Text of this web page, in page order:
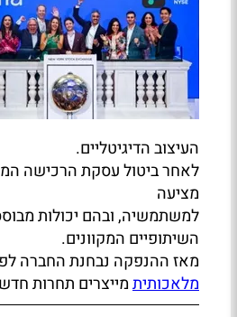
העיצוב הדיגיטליים.
לאחר ביטול עסקת הרכישה
מציעה
למשתמשיה, ובהם יכולות
השיתופיים המקוונים.
מאז ההנפקה נבחנת החברה
מלאכותיתמייצרים תחרות